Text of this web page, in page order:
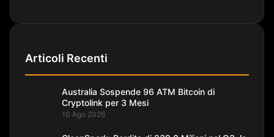
Articoli Recenti
Australia Sospende 96 ATM Bitcoin di
Cryptolink per 3 Mesi
10 Ago 2026